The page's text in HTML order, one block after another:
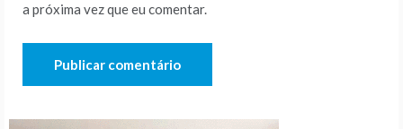
a próxima vez que eu comentar.